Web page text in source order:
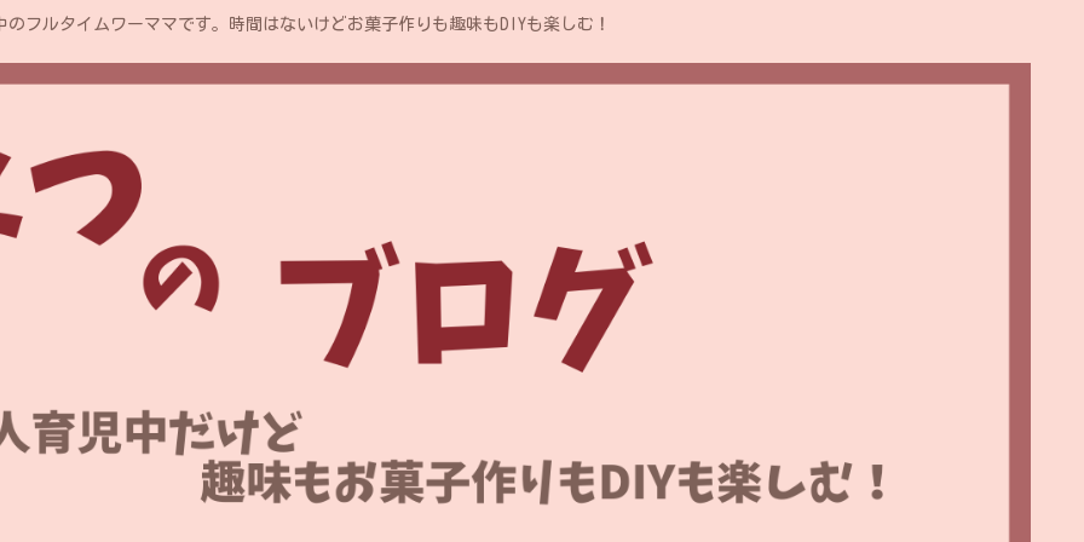
のフルタイムワーママです。時間はないけどお菓子作りも趣味もDIYも楽しむ！